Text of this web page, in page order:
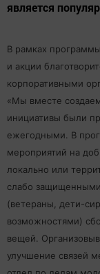
является
В рамках
и акции
корпоративными
«Мы вместе
инициативы были
ежегодными. В
мероприятий на
локально или
слабо
(ветераны, дети-
возможностями)
вещей.
улучшение связей